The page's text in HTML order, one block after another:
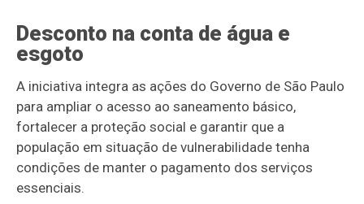
Desconto na conta de água e
esgoto
A iniciativa integra as ações do Governo de São Paulo
para ampliar o acesso ao saneamento básico,
fortalecer a proteção social e garantir que a
população em situação de vulnerabilidade tenha
condições de manter o pagamento dos serviços
essenciais.